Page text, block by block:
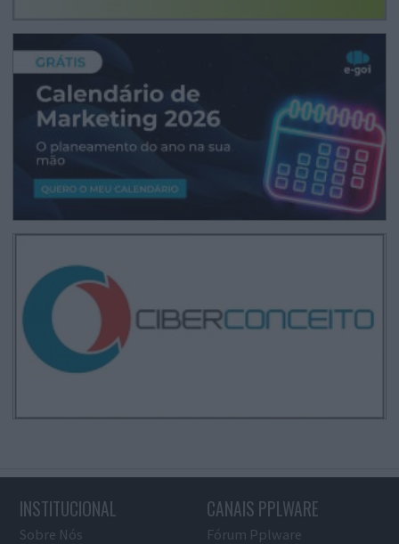
INSTITUCIONAL
Sobre Nós
CANAIS PPLWARE
Fórum Pplware